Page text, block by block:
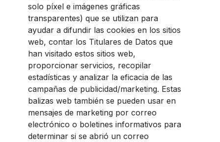
solo píxel e imágenes gráficas
transparentes) que se utilizan para
ayudar a difundir las cookies en los sitios
web, contar los Titulares de Datos que
han visitado estos sitios web,
proporcionar servicios, recopilar
estadísticas y analizar la eficacia de las
campañas de publicidad/marketing. Estas
balizas web también se pueden usar en
mensajes de marketing por correo
electrónico o boletines informativos para
determinar si se abrió un correo